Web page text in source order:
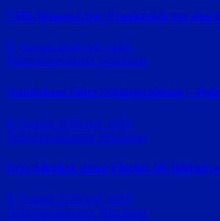
VHS.Wissen.Live: Frankreich vor den
8. August 2026 red_ra24
Polizeimeldungen Straubing
Autofahrer fährt Schlangenlinien –
8. August 2026 red_ra24
Polizeimeldungen Straubing
Erst Alkohol, dann Flucht: 18-Jährige
8. August 2026 red_ra24
Polizeimeldungen Straubing